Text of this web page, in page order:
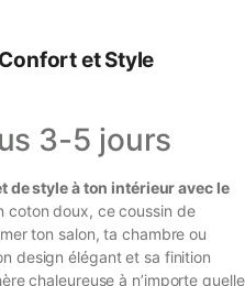
et Style
3-5 jours
de style à ton intérieur avec le
coton doux, ce coussin de
ton salon, ta chambre ou
design élégant et sa finition
chaleureuse à n’importe quelle